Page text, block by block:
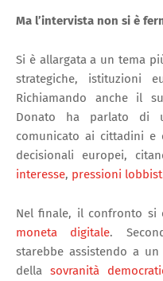
Ma l’intervista non si è
Si è allargata a un tema
strategiche, istituzioni
Richiamando anche il
Donato ha parlato di
comunicato ai cittadini e
decisionali europei,
interesse, pressioni
Nel finale, il confronto si
moneta digitale.
starebbe assistendo a
della sovranità